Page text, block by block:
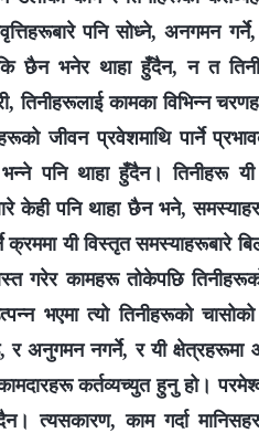
पनि सोध्ने, अनगमन
छैन भनेर थाहा हुँदैन, न त
तिनीहरूलाई कामका विभिन्‍न
जीवन प्रवेशमाथि पार्ने
पनि थाहा हुँदैन। तिनीहरू
केही पनि थाहा छैन भने,
यी विस्तृत समस्याहरूबारे
गरेर कामहरू तोकेपछि
भएमा त्यो तिनीहरूको
र अनुगमन नगर्ने, र यी क्षेत्रहरूमा
कर्तव्यच्युत हुनु हो।
त्यसकारण, काम गर्दा